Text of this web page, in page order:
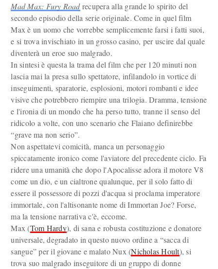
Mad Max: Fury Roadrecupera alla grande lo spirito del
secondo episodio della serie originale. Come in quel film
Max è un uomo che vorrebbe semplicemente farsi i fatti suoi,
e si trova invischiato in un grosso casino, per uscire dal quale
diventerà un eroe suo malgrado.
In sintesi è questa la trama del film che per 120 minuti non
lascia mai la presa sullo spettatore, infilandolo in vortice di
inseguimenti, sparatorie, esplosioni, motori rombanti e idee
visive che potrebbero riempire una trilogia. Dramma, tensione
e l'ironia di un mondo che ha perso tutto, tranne il senso del
ridicolo a volte, con uno scenario che Flaiano definirebbe
“grave ma non serio”.
Non aspettatevi comicità, manca un personaggio
spiccatamente ironico come l'aviatore del precedente ciclo. Fa
ridere una umanità che dopo l'Apocalisse adora il motore V8
come un dio, e un cialtrone qualunque, per il solo fatto di
essere il possessore di pozzi d'acqua si proclama imperatore
immortale, con l'altisonante nome di Immortan Joe? Forse,
ma la tensione narrativa c'è, eccome.
Max (Tom Hardy), di sana e robusta costituzione e donatore
universale, degradato in questo nuovo ordine a “sacca di
sangue” per il giovane e malato Nux (Nicholas Hoult), si
trova suo malgrado inseguitore di un gruppo di donne